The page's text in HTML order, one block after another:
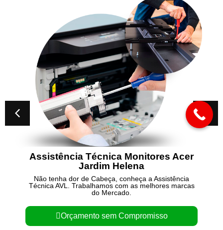
Assistência Técnica Monitores Acer
Jardim Helena
Não tenha dor de Cabeça, conheça a Assistência
Técnica AVL. Trabalhamos com as melhores marcas
do Mercado.
Orçamento sem Compromisso